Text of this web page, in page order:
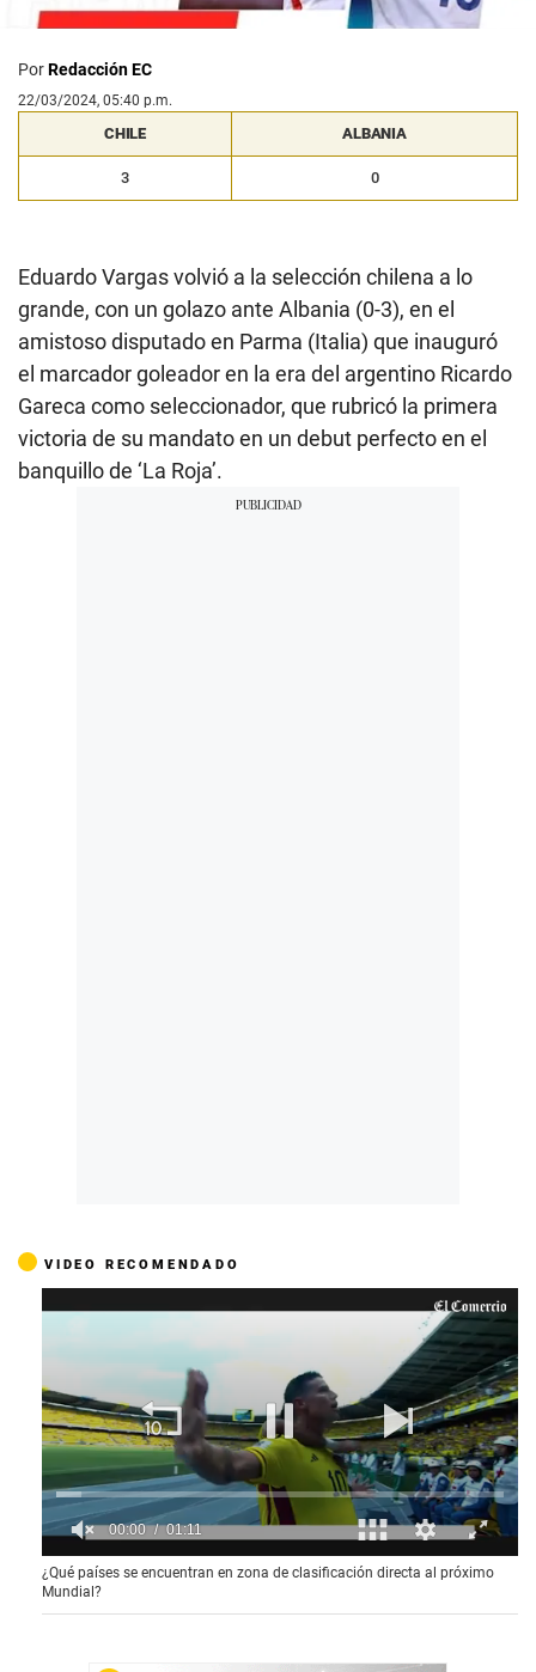
PorRedacción EC
22/03/2024, 05:40 p.m.
CHILE ALBANIA
3 0
Eduardo Vargas volvió a la selección chilena a lo
grande, con un golazo ante Albania (0-3), en el
amistoso disputado en Parma (Italia) que inauguró
el marcador goleador en la era del argentino Ricardo
Gareca como seleccionador, que rubricó la primera
victoria de su mandato en un debut perfecto en el
banquillo de ‘La Roja’.
VIDEO RECOMENDADO
0
s
e
c
00:01 01:11
¿Qué países se encuentran en zona de clasificación directa al próximo
Mundial?